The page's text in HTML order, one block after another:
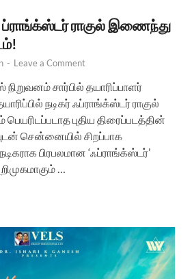
ராகுல் இணைந்து
- Leave a Comment
சார்பில் தயாரிப்பாளர்
நடிகர் ஃப்ராங்க்ஸ்டர் ராகுல்
புதிய திரைப்படத்தின்
சென்னையில் சிறப்பாக
பிரபலமான ‘ஃப்ராங்க்ஸ்டர்’
…